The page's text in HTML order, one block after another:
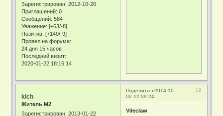
Зарегистрирован: 2012-10-20
Приглашений: 0
Сообщений: 584
Уважение: [+63/-8]
Позитив: [+140/-9]
Провел на форуме:
24 дня 15 часов
Последний визит:
2020-01-22 18:16:14
Поделиться 19
2014-10-
02 12:09:24
kich
Житель М2
Зарегистрирован: 2013-01-22
Vileclaw